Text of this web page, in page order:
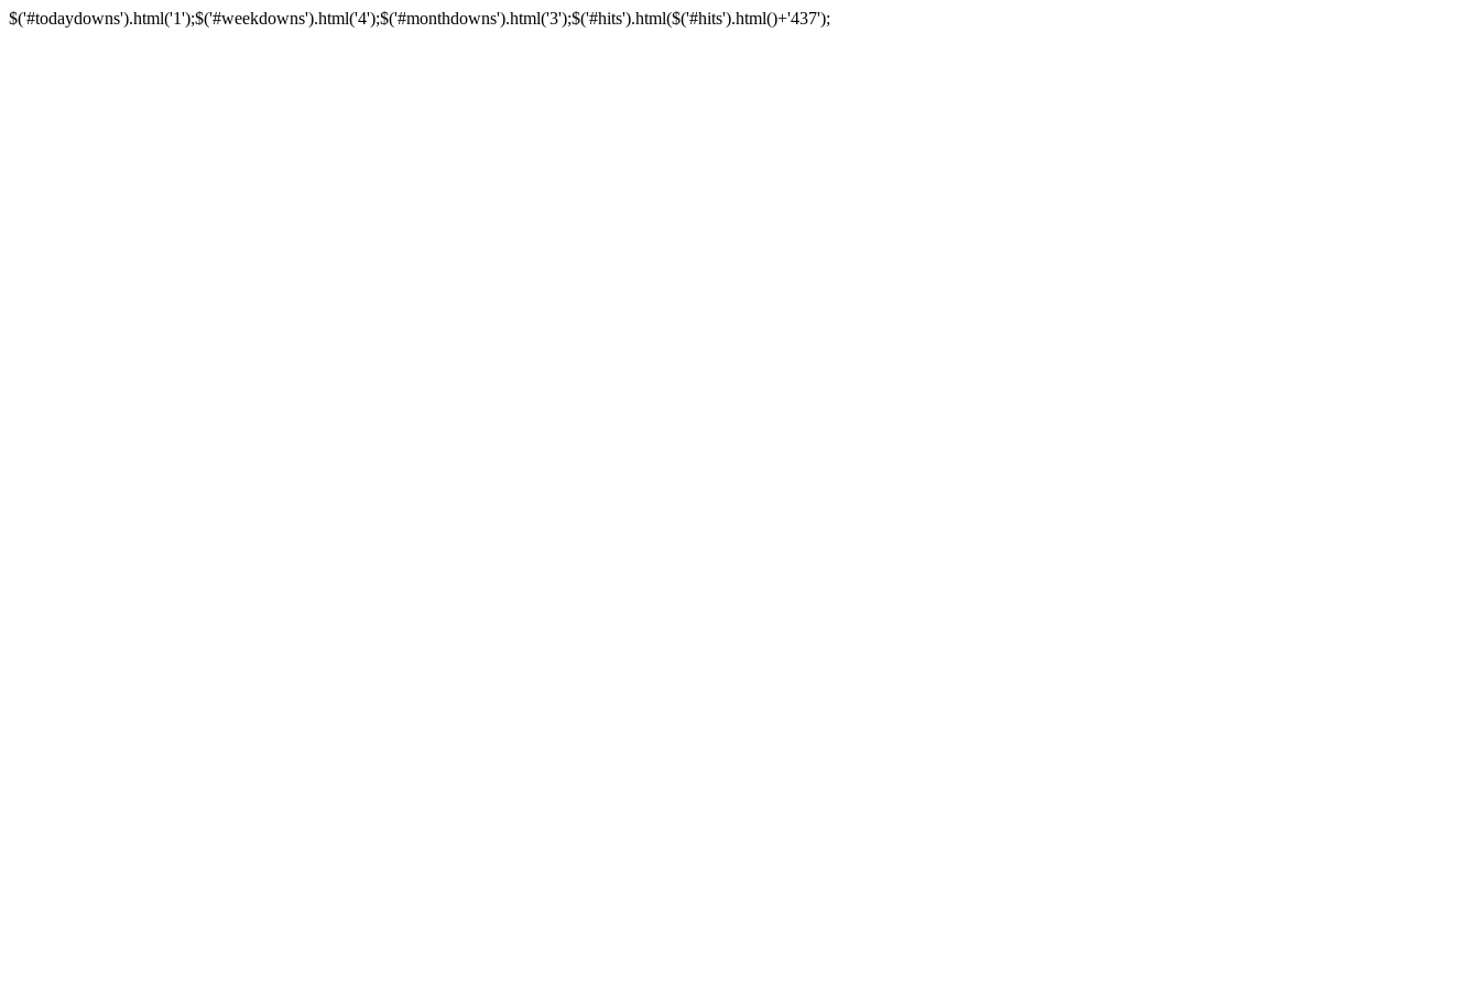
$('#todaydowns').html('1');$('#weekdowns').html('4');$('#monthdowns').html('3');$('#hits').html($('#hits').html()+'437');